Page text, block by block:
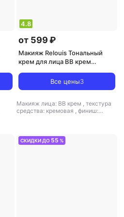
4.8
от 599 ₽
Макияж Relouis Тональный
крем для лица BB крем
Все цены3
Макияж лица: BB крем , текстура
средства: кремовая , финиш:
СКИДКИ ДО 55 %